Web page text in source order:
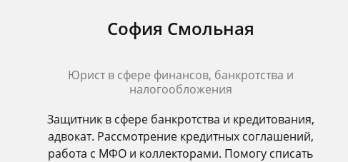
София Смольная
Юрист в сфере финансов, банкротства и
налогообложения
Защитник в сфере банкротства и кредитования,
адвокат. Рассмотрение кредитных соглашений,
работа с МФО и коллекторами. Помогу списать